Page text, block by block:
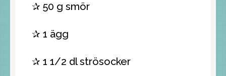
✰ 50 g smör
✰ 1 ägg
✰ 1 1/2 dl strösocker